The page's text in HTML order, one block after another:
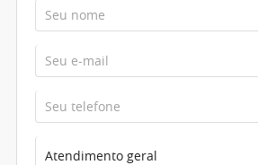
Atendimento geral